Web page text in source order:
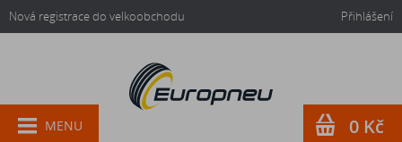
Nová registrace do velkoobchodu Přihlášení
MENU 0 Kč